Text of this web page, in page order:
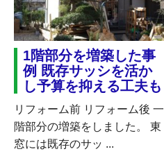
1階部分を増築した事
例 既存サッシを活か
し予算を抑える工夫も
リフォーム前 リフォーム後 一
階部分の増築をしました。 東
窓には既存のサッ ...